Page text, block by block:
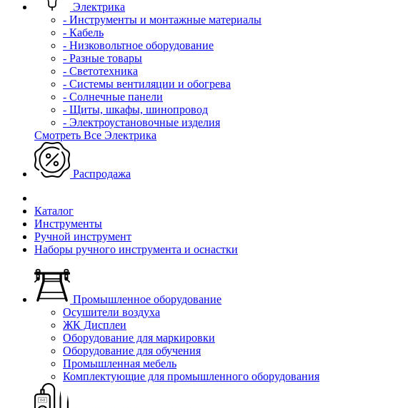
Электрика
- Инструменты и монтажные материалы
- Кабель
- Низковольтное оборудование
- Разные товары
- Светотехника
- Системы вентиляции и обогрева
- Солнечные панели
- Щиты, шкафы, шинопровод
- Электроустановочные изделия
Смотреть Все Электрика
Распродажа
Каталог
Инструменты
Ручной инструмент
Наборы ручного инструмента и оснастки
Промышленное оборудование
Осушители воздуха
ЖК Дисплеи
Оборудование для маркировки
Оборудование для обучения
Промышленная мебель
Комплектующие для промышленного оборудования